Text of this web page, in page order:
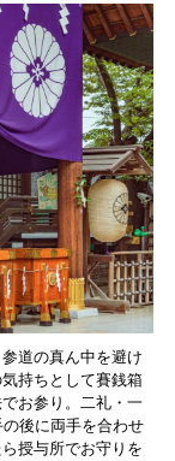
道の真ん中を避け
持ちとして賽銭箱
お参り。二礼・一
後に両手を合わせ
授与所でお守りを